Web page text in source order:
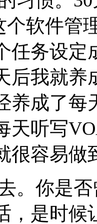
个软件管
任务设定
后我就
养成了
天听写
很容易做
。你是
，是时候